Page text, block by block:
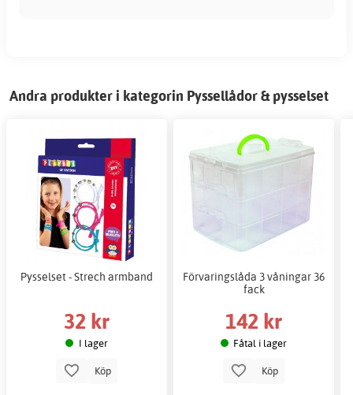
Andra produkter i kategorin Pyssellådor & pysselset
Pysselset - Strech armband
32 kr
I lager
Köp
Förvaringslåda 3 våningar 36
fack
142 kr
Fåtal i lager
Köp